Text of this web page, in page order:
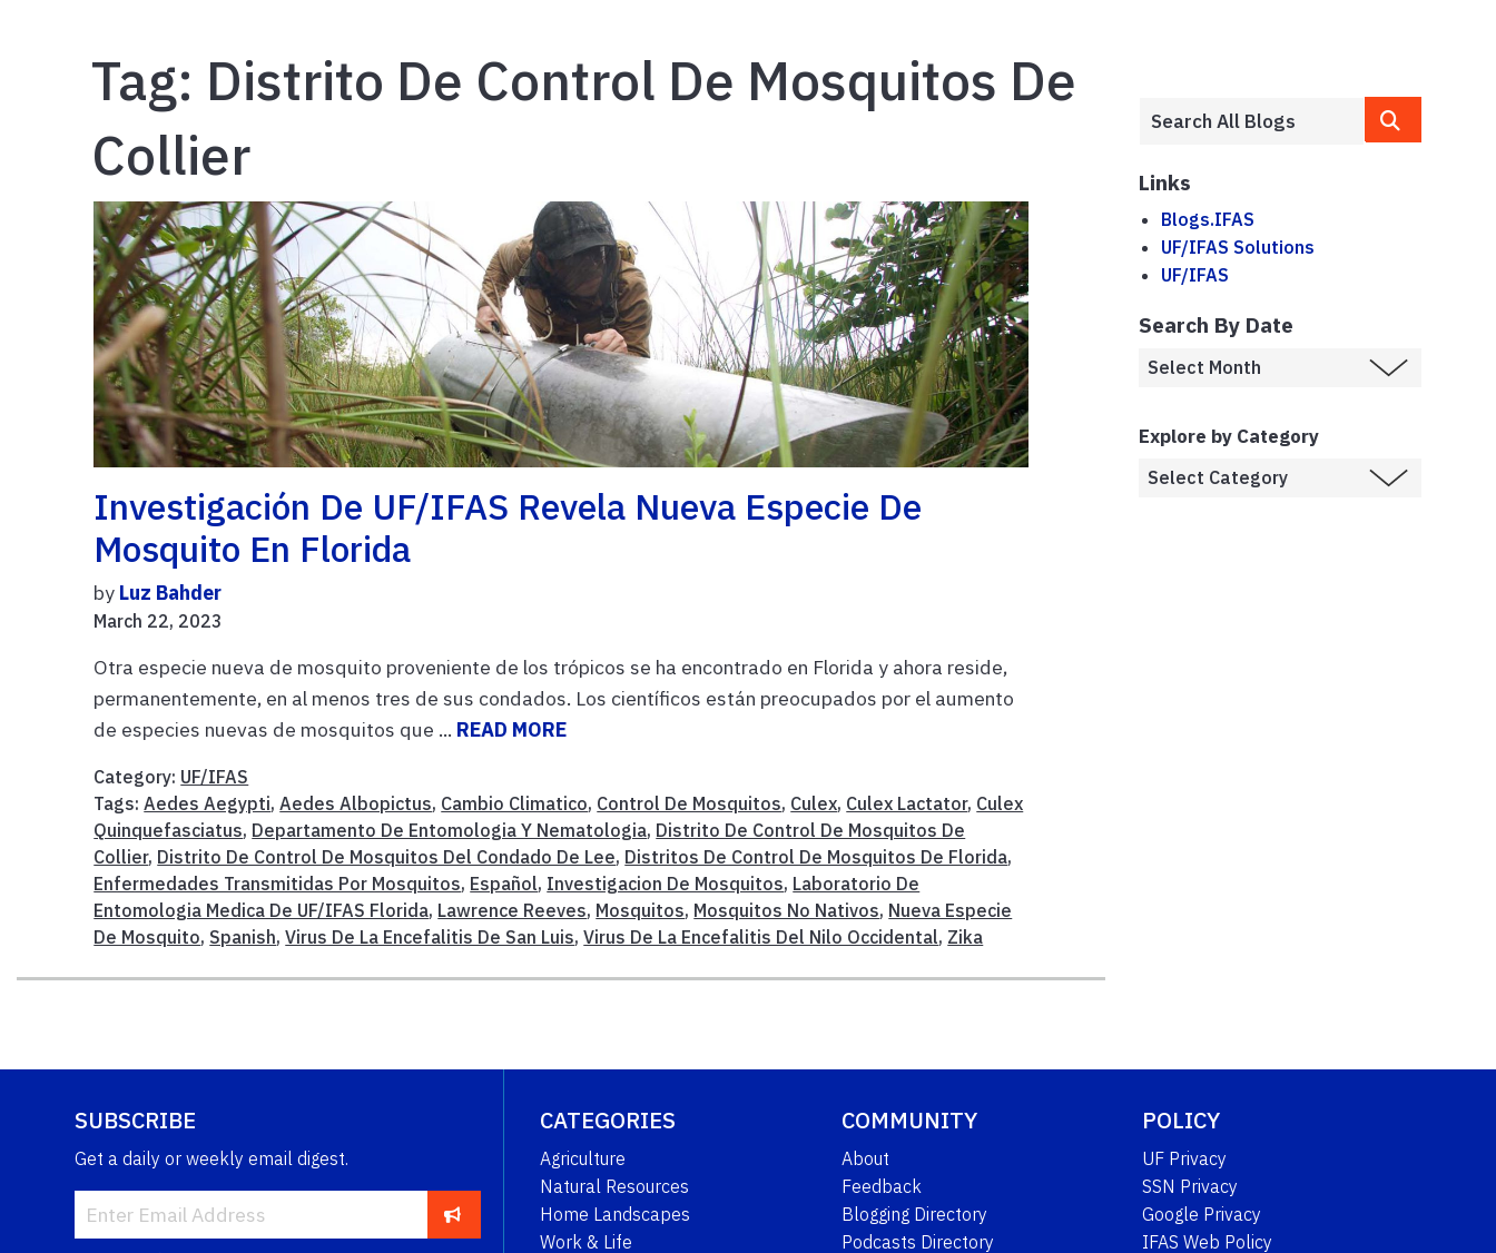
Tag: Distrito De Control De Mosquitos De
Collier
Investigación De UF/IFAS Revela Nueva Especie De
Mosquito En Florida
by Luz Bahder
March 22, 2023
Otra especie nueva de mosquito proveniente de los trópicos se ha encontrado en Florida y ahora reside,
permanentemente, en al menos tres de sus condados. Los científicos están preocupados por el aumento
de especies nuevas de mosquitos que ... READ MORE
Category: UF/IFAS
Tags:Aedes Aegypti,Aedes Albopictus, Cambio Climatico, Control De Mosquitos, Culex, Culex Lactator, Culex
Quinquefasciatus, Departamento De Entomologia Y Nematologia, Distrito De Control De Mosquitos De
Collier, Distrito De Control De Mosquitos Del Condado De Lee, Distritos De Control De Mosquitos De Florida,
Enfermedades Transmitidas Por Mosquitos, Español, Investigacion De Mosquitos, Laboratorio De
Entomologia Medica De UF/IFAS Florida, Lawrence Reeves, Mosquitos, Mosquitos No Nativos, Nueva Especie
De Mosquito, Spanish,Virus De La Encefalitis De San Luis,Virus De La Encefalitis Del Nilo Occidental, Zika
Links
Blogs.IFAS
UF/IFAS Solutions
UF/IFAS
Search By Date
Explore by Category
SUBSCRIBE
Get a daily or weekly email digest.
CATEGORIES
Agriculture
Natural Resources
Home Landscapes
Work & Life
COMMUNITY
About
Feedback
Blogging Directory
Podcasts Directory
POLICY
UF Privacy
SSN Privacy
Google Privacy
IFAS Web Policy